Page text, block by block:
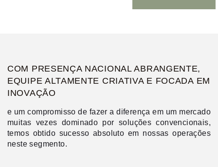
COM PRESENÇA NACIONAL ABRANGENTE,
EQUIPE ALTAMENTE CRIATIVA E FOCADA EM
INOVAÇÃO
e um compromisso de fazer a diferença em um mercado
muitas vezes dominado por soluções convencionais,
temos obtido sucesso absoluto em nossas operações
neste segmento.